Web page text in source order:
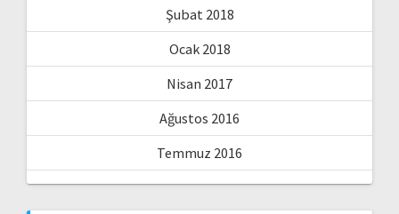
Şubat 2018
Ocak 2018
Nisan 2017
Ağustos 2016
Temmuz 2016